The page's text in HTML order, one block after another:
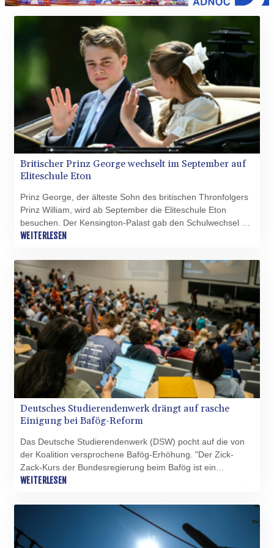
sogar bei nur 28,7 Prozent.
Britischer Prinz George wechselt im September auf
Eliteschule Eton
Prinz George, der älteste Sohn des britischen Thronfolgers
Prinz William, wird ab September die Eliteschule Eton
besuchen. Der Kensington-Palast gab den Schulwechsel am
Dienstag bekannt. Der zwölfjährige George folgt damit
in Eton zur Schule gingen. Unklar ist bisher, ob George auch
im Internat der Schule wohnen wird. Eton ist nur wenige
Kilometer vom Wohnsitz seiner Eltern auf dem Gelände von
Schloss Windsor entfernt.
WEITERLESEN
Deutsches Studierendenwerk drängt auf rasche
Einigung bei Bafög-Reform
Das Deutsche Studierendenwerk (DSW) pocht auf die von
der Koalition versprochene Bafög-Erhöhung. "Der Zick-
Zack-Kurs der Bundesregierung beim Bafög ist ein
verheerendes Signal an die Studierenden und die junge
Anbuhl der "Rheinischen Post" vom Dienstag. "Der
Fachkräftemangel wird sich in den kommenden Jahren
verschärfen, denn die Boomer-Generation geht nun Schritt
für Schritt in Rente", betonte Anbuhl.
WEITERLESEN